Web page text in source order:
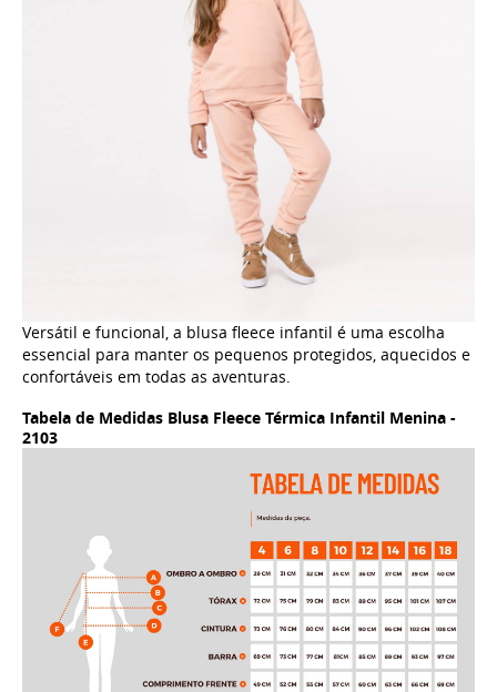
Versátil e funcional, a blusa fleece infantil é uma escolha
essencial para manter os pequenos protegidos, aquecidos e
confortáveis em todas as aventuras.
Tabela de Medidas Blusa Fleece Térmica Infantil Menina -
2103